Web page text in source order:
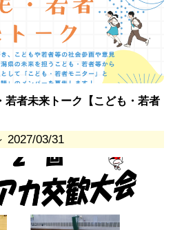
若者未来トーク【こども・若者
2027/03/31